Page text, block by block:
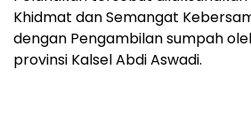
Khidmat dan Semangat
dengan Pengambilan sumpah
provinsi Kalsel Abdi Aswadi.